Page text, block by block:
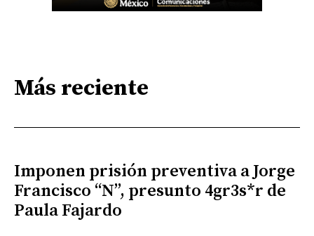
Más reciente
Imponen prisión preventiva a Jorge
Francisco “N”, presunto 4gr3s*r de
Paula Fajardo